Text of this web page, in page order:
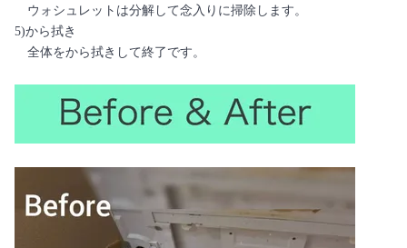
ウォシュレットは分解して念入りに掃除します。
5)から拭き
全体をから拭きして終了です。